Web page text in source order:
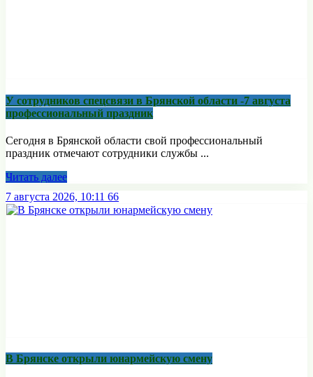
У сотрудников спецсвязи в Брянской области -7 августа
профессиональный праздник
Сегодня в Брянской области свой профессиональный
праздник отмечают сотрудники службы ...
Читать далее
7 августа 2026, 10:11 66
В Брянске открыли юнармейскую смену